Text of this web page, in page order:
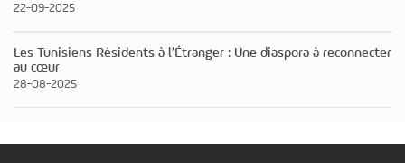
22-09-2025
Les Tunisiens Résidents à l’Étranger : Une diaspora à reconnecter
au cœur
28-08-2025